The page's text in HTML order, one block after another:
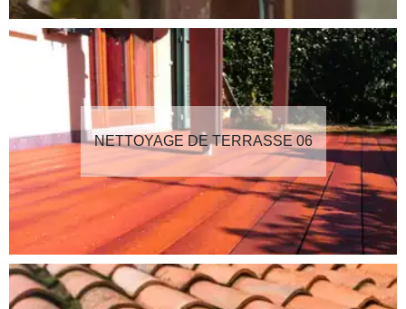
NETTOYAGE DE TERRASSE 06